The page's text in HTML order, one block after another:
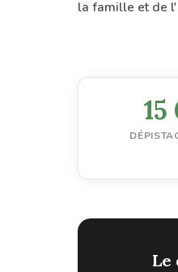
la famille et de
Le